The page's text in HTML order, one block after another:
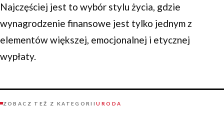
Najczęściej jest to wybór stylu życia, gdzie
wynagrodzenie finansowe jest tylko jednym z
elementów większej, emocjonalnej i etycznej
wypłaty.
ZOBACZ TEŻ Z KATEGORIIURODA